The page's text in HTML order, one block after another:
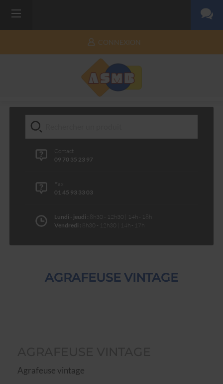
CONNEXION
Contact
09 70 35 23 97
Fax
01 45 93 33 03
Lundi - jeudi : 8h30 - 12h30 | 14h - 18h
Vendredi : 8h30 - 12h30 | 14h - 17h
AGRAFEUSE VINTAGE
Agrafeuse vintage